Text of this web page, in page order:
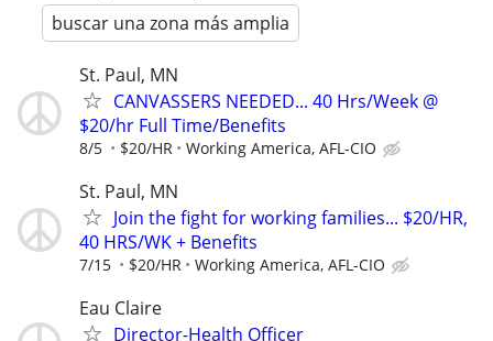
buscar una zona más amplia
St. Paul, MN
CANVASSERS NEEDED... 40 Hrs/Week @
$20/hr Full Time/Benefits
8/5 $20/HR Working America, AFL-CIO
St. Paul, MN
Join the fight for working families... $20/HR,
40 HRS/WK + Benefits
7/15 $20/HR Working America, AFL-CIO
Eau Claire
Director-Health Officer